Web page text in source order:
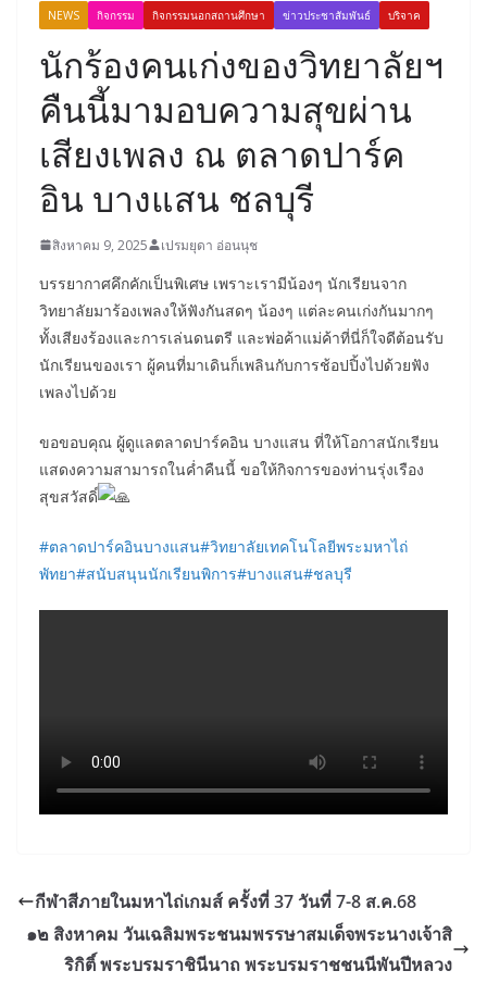
NEWS กิจกรรม กิจกรรมนอกสถานศึกษา ข่าวประชาสัมพันธ์ บริจาค
นักร้องคนเก่งของวิทยาลัยฯ
คืนนี้มามอบความสุขผ่าน
เสียงเพลง ณ ตลาดปาร์ค
อิน บางแสน ชลบุรี
สิงหาคม 9, 2025 เปรมยุดา อ่อนนุช
บรรยากาศคึกคักเป็นพิเศษ เพราะเรามีน้องๆ นักเรียนจาก
วิทยาลัยมาร้องเพลงให้ฟังกันสดๆ น้องๆ แต่ละคนเก่งกันมากๆ
ทั้งเสียงร้องและการเล่นดนตรี และพ่อค้าแม่ค้าที่นี่ก็ใจดีต้อนรับ
นักเรียนของเรา ผู้คนที่มาเดินก็เพลินกับการช้อปปิ้งไปด้วยฟัง
เพลงไปด้วย
ขอขอบคุณ ผู้ดูแลตลาดปาร์คอิน บางแสน ที่ให้โอกาสนักเรียน
แสดงความสามารถในค่ำคืนนี้ ขอให้กิจการของท่านรุ่งเรือง
สุขสวัสดิ์
#ตลาดปาร์คอินบางแสน#วิทยาลัยเทคโนโลยีพระมหาไถ่
พัทยา#สนับสนุนนักเรียนพิการ#บางแสน#ชลบุรี
กีฬาสีภายในมหาไถ่เกมส์ ครั้งที่ 37 วันที่ 7-8 ส.ค.68
๑๒ สิงหาคม วันเฉลิมพระชนมพรรษาสมเด็จพระนางเจ้าสิ
ริกิติ์ พระบรมราชินีนาถ พระบรมราชชนนีพันปีหลวง